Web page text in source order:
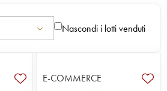
Nascondi i lotti venduti
E-COMMERCE